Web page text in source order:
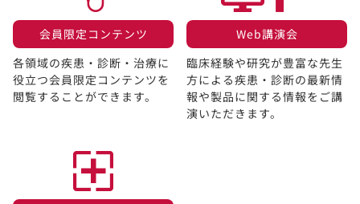
会員限定コンテンツ​
各領域の疾患・診断・治療に
役立つ会員限定コンテンツを
閲覧することができます。​
Web講演会​
臨床経験や研究が豊富な先生
方による疾患・診断の最新情
報や製品に関する情報をご講
演いただきます。